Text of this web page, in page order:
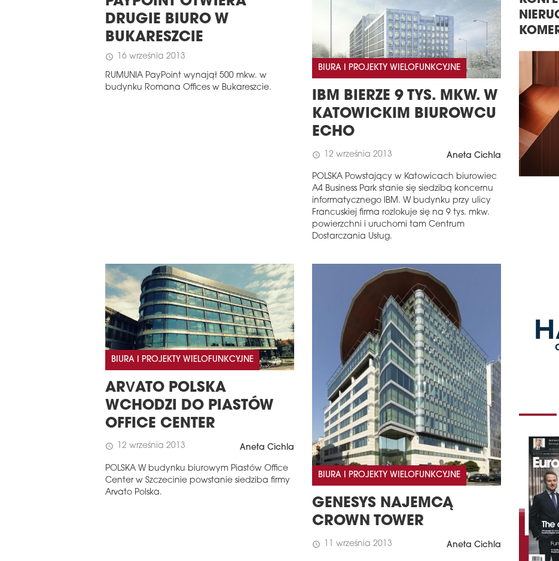
DRUGIE BIURO W
BUKARESZCIE
schedule 16 września 2013
RUMUNIA PayPoint wynajął 500 mkw. w
budynku Romana Offices w Bukareszcie.
BIURA I PROJEKTY WIELOFUNKCYJNE
IBM BIERZE 9 TYS. MKW. W
KATOWICKIM BIUROWCU
ECHO
schedule 12 września 2013 Aneta Cichla
POLSKA Powstający w Katowicach biurowiec
A4 Business Park stanie się siedzibą koncernu
informatycznego IBM. W budynku przy ulicy
Francuskiej firma rozlokuje się na 9 tys. mkw.
powierzchni i uruchomi tam Centrum
Dostarczania Usług.
BIURA I PROJEKTY WIELOFUNKCYJNE
ARVATO POLSKA
WCHODZI DO PIASTÓW
OFFICE CENTER
schedule 12 września 2013 Aneta Cichla
POLSKA W budynku biurowym Piastów Office
Center w Szczecinie powstanie siedziba firmy
Arvato Polska.
BIURA I PROJEKTY WIELOFUNKCYJNE
GENESYS NAJEMCĄ
CROWN TOWER
schedule 11 września 2013 Aneta Cichla
AWARDS 2026 REGIONIE CEE
TECHNOLOGIE, INWESTYCJE